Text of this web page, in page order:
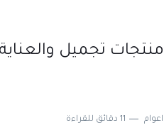
منتجات تجميل
11 دقائق للقراءة